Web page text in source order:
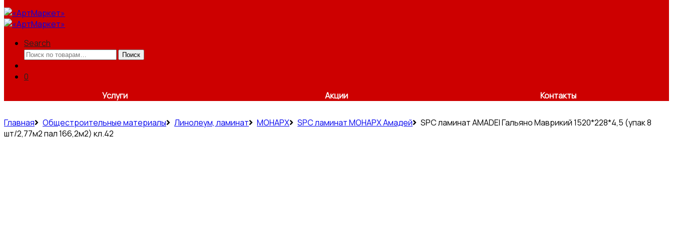
Search
Искать:
Поиск
0
Услуги
Акции Контакты
Главная Общестроительные материалы Линолеум, ламинат МОНАРХ SPC ламинат МОНАРХ Амадей
SPC ламинат AMADEI Гальяно Маврикий 1520*228*4,5 (упак 8
шт/2,77м2 пал 166,2м2) кл.42